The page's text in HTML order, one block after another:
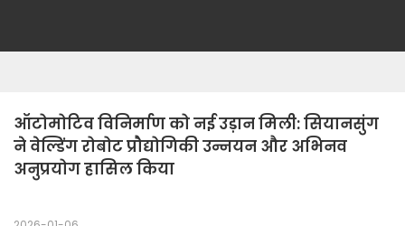
ऑटोमोटिव विनिर्माण को नई उड़ान मिली: सियानसुंग
ने वेल्डिंग रोबोट प्रौद्योगिकी उन्नयन और अभिनव
अनुप्रयोग हासिल किया